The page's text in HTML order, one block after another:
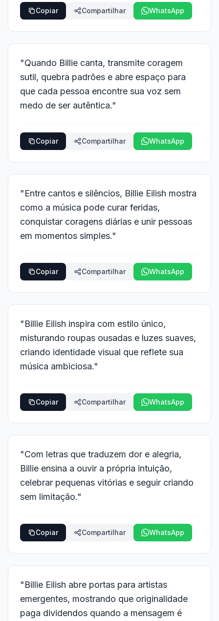
Copiar Compartilhar WhatsApp
"Quando Billie canta, transmite coragem
sutil, quebra padrões e abre espaço para
que cada pessoa encontre sua voz sem
medo de ser autêntica."
Copiar Compartilhar WhatsApp
"Entre cantos e silêncios, Billie Eilish mostra
como a música pode curar feridas,
conquistar coragens diárias e unir pessoas
em momentos simples."
Copiar Compartilhar WhatsApp
"Billie Eilish inspira com estilo único,
misturando roupas ousadas e luzes suaves,
criando identidade visual que reflete sua
música ambiciosa."
Copiar Compartilhar WhatsApp
"Com letras que traduzem dor e alegria,
Billie ensina a ouvir a própria intuição,
celebrar pequenas vitórias e seguir criando
sem limitação."
Copiar Compartilhar WhatsApp
"Billie Eilish abre portas para artistas
emergentes, mostrando que originalidade
paga dividendos quando a mensagem é